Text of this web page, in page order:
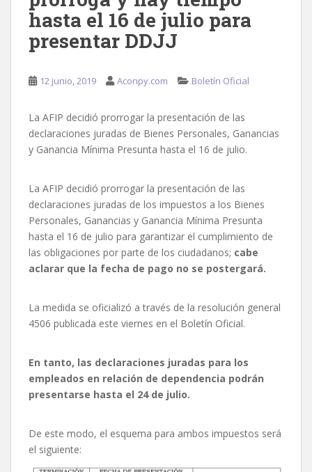
hasta el 16 de julio para
presentar DDJJ
12 junio, 2019 Aconpy.com Boletín Oficial
La AFIP decidió prorrogar la presentación de las
declaraciones juradas de Bienes Personales, Ganancias
y Ganancia Mínima Presunta hasta el 16 de julio.
La AFIP decidió prorrogar la presentación de las
declaraciones juradas de los impuestos a los Bienes
Personales, Ganancias y Ganancia Mínima Presunta
hasta el 16 de julio para garantizar el cumplimiento de
las obligaciones por parte de los ciudadanos; cabe
aclarar que la fecha de pago no se postergará.
La medida se oficializó a través de la resolución general
4506 publicada este viernes en el Boletín Oficial.
En tanto, las declaraciones juradas para los
empleados en relación de dependencia podrán
presentarse hasta el 24 de julio.
De este modo, el esquema para ambos impuestos será
el siguiente: